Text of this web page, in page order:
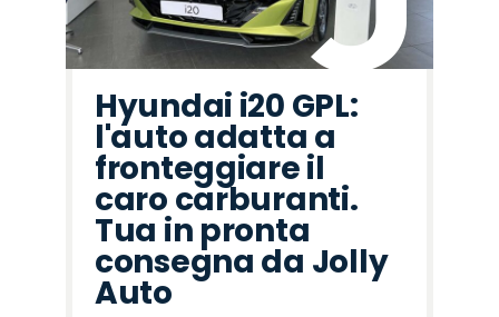
Hyundai i20 GPL:
l'auto adatta a
fronteggiare il
caro carburanti.
Tua in pronta
consegna da Jolly
Auto